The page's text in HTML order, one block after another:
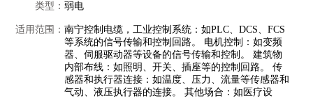
类型：弱电
适用范围：南宁控制电缆，工业控制系统：如PLC、DCS、FCS
等系统的信号传输和控制回路。 电机控制：如变频
器、伺服驱动器等设备的信号传输和控制。 建筑物
内部布线：如照明、开关、插座等的控制回路。 传
感器和执行器连接：如温度、压力、流量等传感器和
气动、液压执行器的连接。 其他场合：如医疗设